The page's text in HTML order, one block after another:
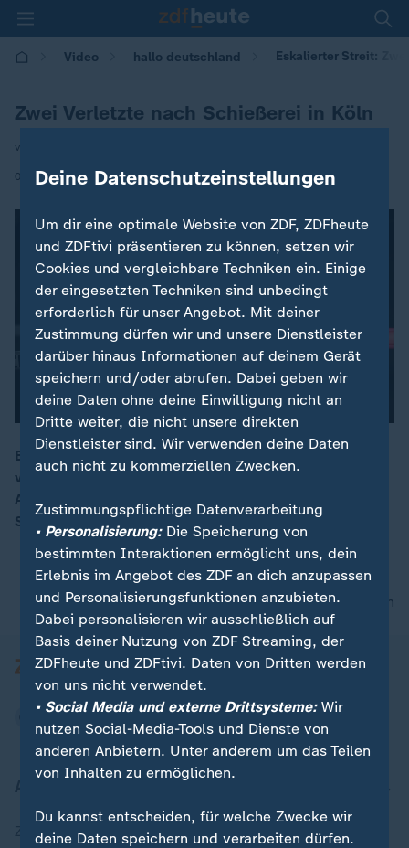
Video hallo deutschland Eskalierter Streit:
Zwei Verletzte nach Schießerei in Köln
von Dominik Müller-Russell
01.12.2025 | 17:10
Bei einer Schießerei in Köln sind zwei Männer schwer
verletzt worden. Zuvor soll auf einem Parkplatz eine
Auseinandersetzung eskaliert sein, woraufhin mehrere
Schüsse fielen.
nach oben
Zuletzt veröffentlicht
Deine Datenschutzeinstellungen
Um dir eine optimale Website von ZDF, ZDFheute
und ZDFtivi präsentieren zu können, setzen wir
Cookies und vergleichbare Techniken ein. Einige
der eingesetzten Techniken sind unbedingt
erforderlich für unser Angebot. Mit deiner
Zustimmung dürfen wir und unsere Dienstleister
darüber hinaus Informationen auf deinem Gerät
speichern und/oder abrufen. Dabei geben wir
deine Daten ohne deine Einwilligung nicht an
Dritte weiter, die nicht unsere direkten
Dienstleister sind. Wir verwenden deine Daten
auch nicht zu kommerziellen Zwecken.
Zustimmungspflichtige Datenverarbeitung
• Personalisierung:Die Speicherung von
bestimmten Interaktionen ermöglicht uns, dein
Erlebnis im Angebot des ZDF an dich anzupassen
und Personalisierungsfunktionen anzubieten.
Dabei personalisieren wir ausschließlich auf
Basis deiner Nutzung von ZDF Streaming, der
ZDFheute und ZDFtivi. Daten von Dritten werden
von uns nicht verwendet.
• Social Media und externe Drittsysteme:Wir
nutzen Social-Media-Tools und Dienste von
anderen Anbietern. Unter anderem um das Teilen
von Inhalten zu ermöglichen.
Du kannst entscheiden, für welche Zwecke wir
deine Daten speichern und verarbeiten dürfen.